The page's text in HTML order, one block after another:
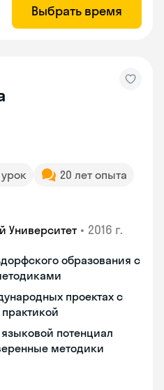
Выбрать время
урок
20 лет опыта
• 2016 г.
образования с
проектах с
потенциал
методики